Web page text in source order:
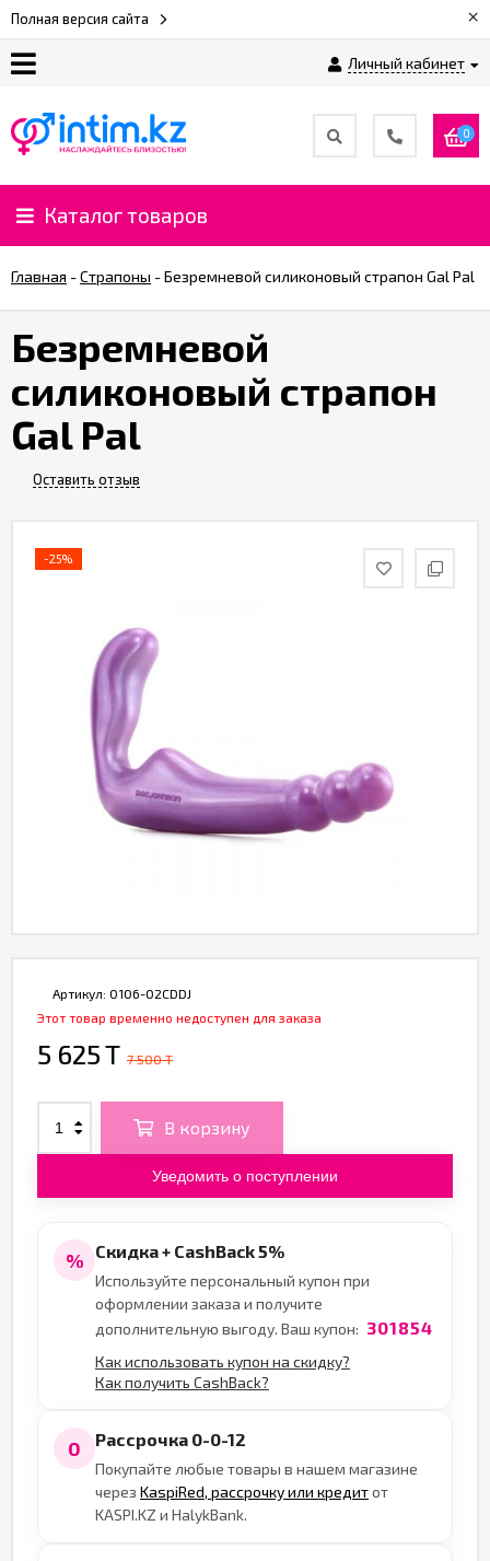
Полная версия сайта ×
Личный кабинет
нас
Доставка
и
%
CashBack
%
Служба
0
Каталог товаров
Главная -Страпоны -Безремневой силиконовый страпон Gal Pal
Безремневой
силиконовый страпон
Gal Pal
Оставить отзыв
-25%
Артикул: 0106-02CDDJ
Этот товар временно недоступен для заказа
5 625 T 7 500 T
В корзину
Уведомить о поступлении
% Скидка + CashBack 5%
Используйте персональный купон при
оформлении заказа и получите
дополнительную выгоду. Ваш купон: 301854
Как использовать купон на скидку?
Как получить CashBack?
0 Рассрочка 0-0-12
Покупайте любые товары в нашем магазине
через KaspiRed, рассрочку или кредитот
KASPI.KZ и HalykBank.